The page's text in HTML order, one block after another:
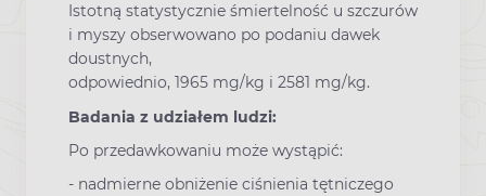
Istotną statystycznie śmiertelność u szczurów
i myszy obserwowano po podaniu dawek
doustnych,
odpowiednio, 1965 mg/kg i 2581 mg/kg.
Badania z udziałem ludzi:
Po przedawkowaniu może wystąpić:
- nadmierne obniżenie ciśnienia tętniczego